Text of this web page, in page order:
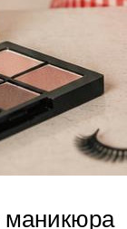
маникюра